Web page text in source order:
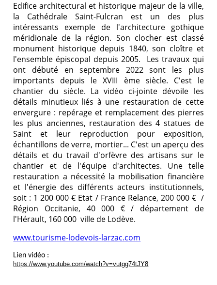
Edifice architectural et historique majeur de la ville,
la Cathédrale Saint-Fulcran est un des plus
intéressants exemple de l'architecture gothique
méridionale de la région. Son clocher est classé
monument historique depuis 1840, son cloître et
l'ensemble épiscopal depuis 2005. Les travaux qui
ont débuté en septembre 2022 sont les plus
importants depuis le XVIII ème siècle. C'est le
chantier du siècle. La vidéo ci-jointe dévoile les
détails minutieux liés à une restauration de cette
envergure : repérage et remplacement des pierres
les plus anciennes, restauration des 4 statues de
Saint et leur reproduction pour exposition,
échantillons de verre, mortier... C'est un aperçu des
détails et du travail d'orfèvre des artisans sur le
chantier et de l'équipe d'architectes. Une telle
restauration a nécessité la mobilisation financière
et l'énergie des différents acteurs institutionnels,
soit : 1 200 000 € Etat / France Relance, 200 000 € /
Région Occitanie, 40 000 € / département de
l'Hérault, 160 000 ville de Lodève.
www.tourisme-lodevois-larzac.com
Lien vidéo :
https://www.youtube.com/watch?v=vutgg74tJY8